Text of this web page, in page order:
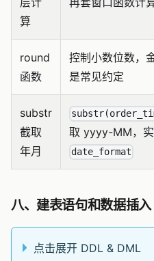
算
round
函数
控制小数位数，
是常见约定
substr
截取
年月
取 yyyy-MM，
date_format
八、建表语句和数据插入
点击展开 DDL & DML